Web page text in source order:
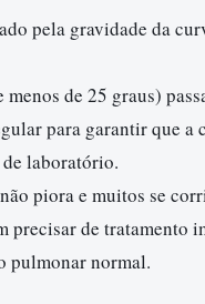
pela gravidade da
de 25 graus)
para garantir que
laboratório.
piora e muitos se
precisar de tratamento
pulmonar normal.